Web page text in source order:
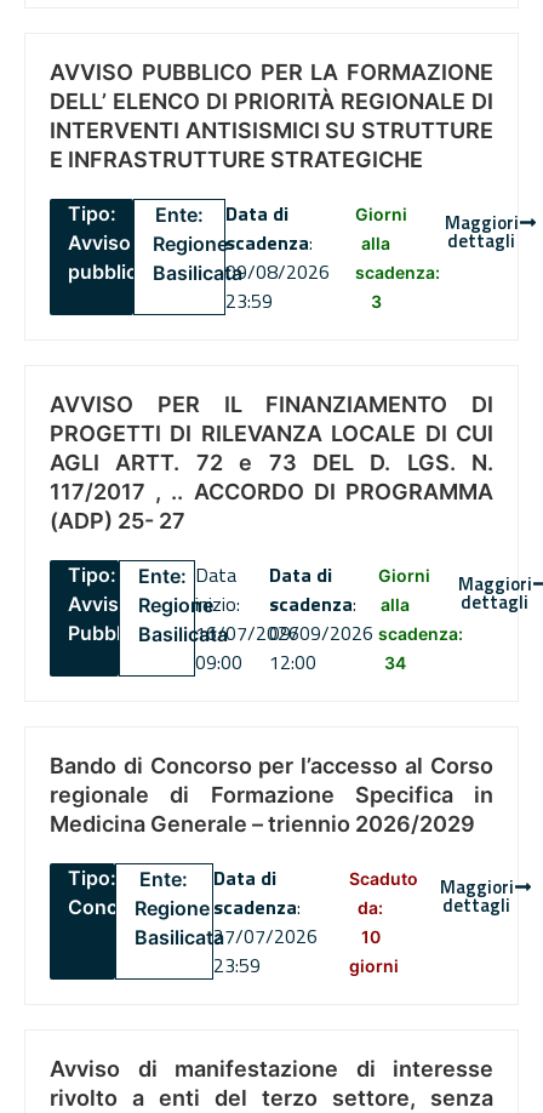
AVVISO PUBBLICO PER LA FORMAZIONE
DELL’ ELENCO DI PRIORITÀ REGIONALE DI
INTERVENTI ANTISISMICI SU STRUTTURE
E INFRASTRUTTURE STRATEGICHE
Tipo:
Avviso
pubblico
Ente:
Regione
Basilicata
Data di
scadenza:
09/08/2026
23:59
Giorni
alla
scadenza:
3
Maggiori
dettagli
AVVISO PER IL FINANZIAMENTO DI
PROGETTI DI RILEVANZA LOCALE DI CUI
AGLI ARTT. 72 e 73 DEL D. LGS. N.
117/2017 , .. ACCORDO DI PROGRAMMA
(ADP) 25- 27
Tipo:
Avviso
Pubblico
Ente:
Regione
Basilicata
Data
inizio:
16/07/2026
09:00
Data di
scadenza:
09/09/2026
12:00
Giorni
alla
scadenza:
34
Maggiori
dettagli
Bando di Concorso per l’accesso al Corso
regionale di Formazione Specifica in
Medicina Generale – triennio 2026/2029
Tipo:
Concorsi
Ente:
Regione
Basilicata
Data di
scadenza:
27/07/2026
23:59
Scaduto
da:
10
giorni
Maggiori
dettagli
Avviso di manifestazione di interesse
rivolto a enti del terzo settore, senza